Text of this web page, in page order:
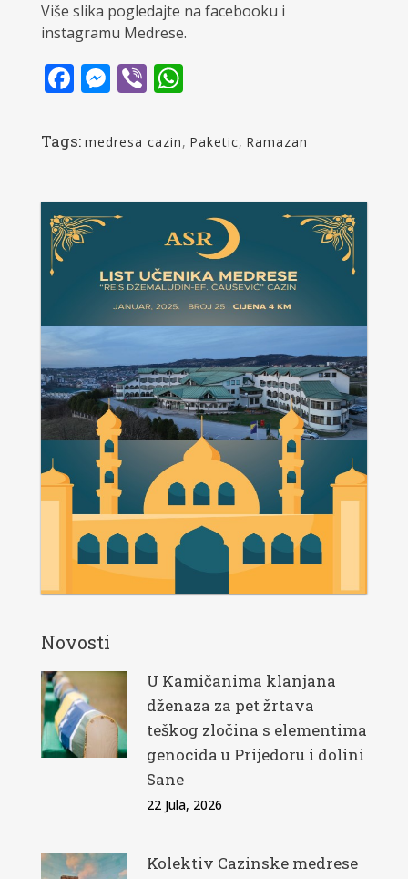
Više slika pogledajte na facebooku i
instagramu Medrese.
Facebook
Messenger
ViberWhatsApp
Tags: medresa cazin, Paketic, Ramazan
Novosti
U Kamičanima klanjana
dženaza za pet žrtava
teškog zločina s elementima
genocida u Prijedoru i dolini
Sane
22 Jula, 2026
Kolektiv Cazinske medrese